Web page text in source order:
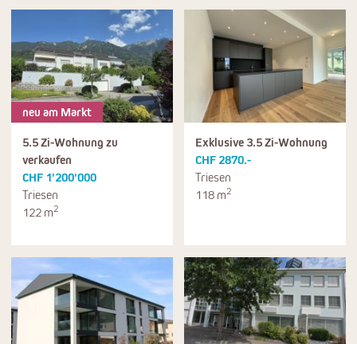
neu am Markt
5.5 Zi-Wohnung zu
verkaufen
CHF 1'200'000
Triesen
122 m2
Exklusive 3.5 Zi-Wohnung
CHF 2870.-
Triesen
118 m2